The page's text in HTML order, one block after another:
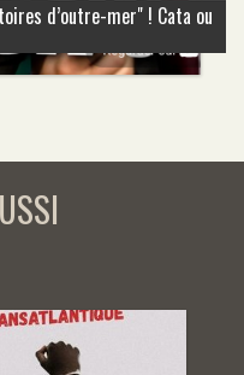
d’outre-mer" ! Cata ou